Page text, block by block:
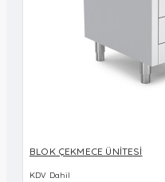
BLOK ÇEKMECE ÜNİTESİ
KDV Dahil